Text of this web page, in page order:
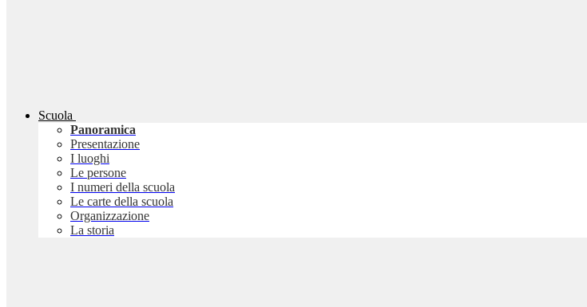
Scuola
Panoramica
Presentazione
I luoghi
Le persone
I numeri della scuola
Le carte della scuola
Organizzazione
La storia